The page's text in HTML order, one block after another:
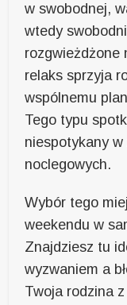
w swobodnej,
wtedy
rozgwieżdżone
relaks sprzyja
wspólnemu
Tego typu
niespotykany w
noclegowych.
Wybór tego
weekendu w
Znajdziesz tu
wyzwaniem a
Twoja rodzina